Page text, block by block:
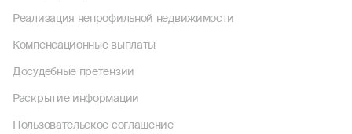
Реализация непрофильной недвижимости
Компенсационные выплаты
Досудебные претензии
Раскрытие информации
Пользовательское соглашение